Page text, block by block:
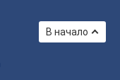
В начало